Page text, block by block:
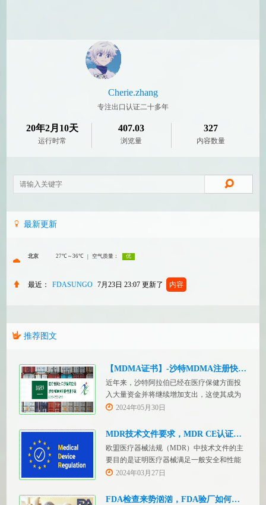
Cherie.zhang
专注出口认证二十多年
20年2月10天
运行时常
407.03
浏览量
327
内容数量
最新更新
最近： FDASUNGO 7月23日 23:07 更新了 内容
推荐图文
【MDMA证书】-沙特MDMA注册快速下证
近年来，沙特阿拉伯已经在医疗保健方面投
入大量资金并将继续增加支出，这使其成为
医疗设备制造商感兴趣的市场。然而，想要
管要求，即他们必须在沙特阿拉伯获得其设
务，FDASUNGO全球合规业务版图再添新模
块。F
2024年05月30日
MDR技术文件要求，MDR CE认证办理
欧盟医疗器械法规（MDR）中技术文件的主
要目的是证明医疗器械满足一般安全和性能
要求。无论类别如何，所有医疗设备都必须
有关技术文件的要求。MDR技术文档结构：
2024年03月27日
FDA检查来势汹汹，FDA验厂如何应对？